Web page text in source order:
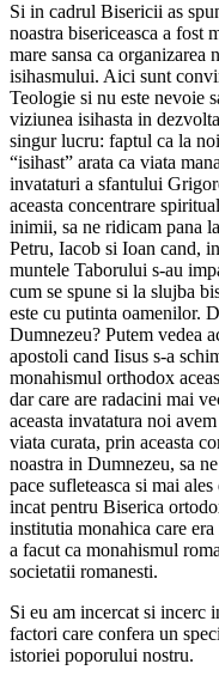
Si in cadrul Bisericii as
noastra bisericeasca a fost
mare sansa ca organizarea
isihasmului. Aici sunt
Teologie si nu este nevoie
viziunea isihasta in
singur lucru: faptul ca la
“isihast” arata ca viata
invataturi a sfantului
aceasta concentrare
inimii, sa ne ridicam pana
Petru, Iacob si Ioan cand,
muntele Taborului s-au
cum se spune si la slujba
este cu putinta oamenilor.
Dumnezeu? Putem vedea
apostoli cand Iisus s-a
monahismul orthodox
dar care are radacini mai
aceasta invatatura noi
viata curata, prin aceasta
noastra in Dumnezeu, sa
pace sufleteasca si mai
incat pentru Biserica
institutia monahica care
a facut ca monahismul
societatii romanesti.
Si eu am incercat si incerc
factori care confera un
istoriei poporului nostru.